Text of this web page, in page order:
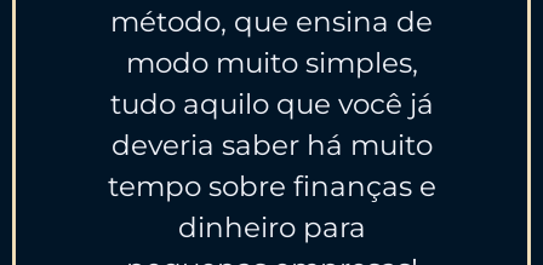
método, que ensina de
modo muito simples,
tudo aquilo que você já
deveria saber há muito
tempo sobre finanças e
dinheiro para